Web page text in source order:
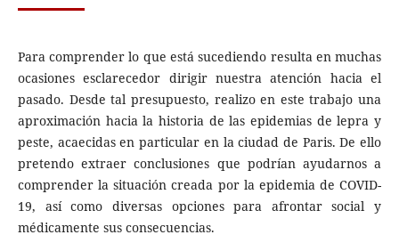
Para comprender lo que está sucediendo resulta en muchas
ocasiones esclarecedor dirigir nuestra atención hacia el
pasado. Desde tal presupuesto, realizo en este trabajo una
aproximación hacia la historia de las epidemias de lepra y
peste, acaecidas en particular en la ciudad de Paris. De ello
pretendo extraer conclusiones que podrían ayudarnos a
comprender la situación creada por la epidemia de COVID-
19, así como diversas opciones para afrontar social y
médicamente sus consecuencias.